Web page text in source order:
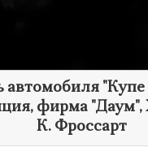
автомобиля "Купе
фирма "Даум",
К. Фроссарт